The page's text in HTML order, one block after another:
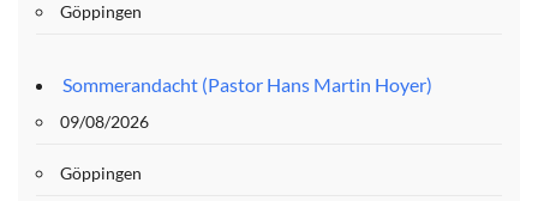
Göppingen
Sommerandacht (Pastor Hans Martin Hoyer)
09/08/2026
Göppingen